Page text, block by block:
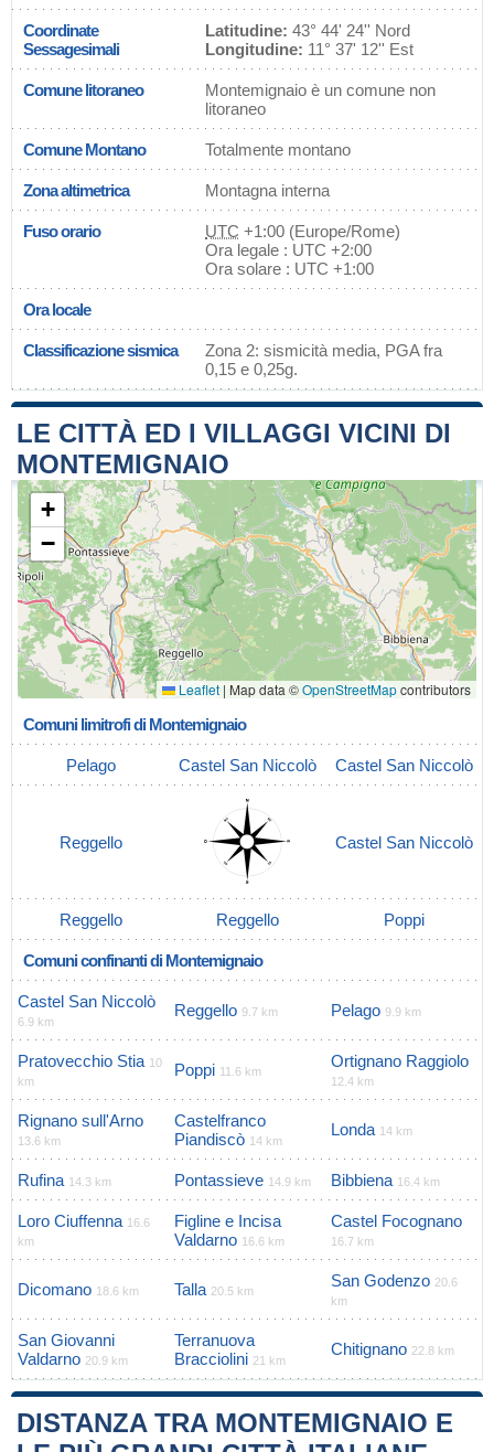
Coordinate
Sessagesimali
Latitudine: 43° 44' 24'' Nord
Longitudine: 11° 37' 12'' Est
Comune litoraneo
Montemignaio è un comune non
litoraneo
Comune Montano Totalmente montano
Zona altimetrica Montagna interna
Fuso orario UTC +1:00 (Europe/Rome)
Ora legale : UTC +2:00
Ora solare : UTC +1:00
Ora locale
Classificazione sismica
Zona 2: sismicità media, PGA fra
0,15 e 0,25g.
LE CITTÀ ED I VILLAGGI VICINI DI
MONTEMIGNAIO
+
−
Leaflet | Map data ©OpenStreetMapcontributors
Comuni limitrofi di Montemignaio
Pelago Castel San Niccolò Castel San Niccolò
Reggello Castel San Niccolò
Reggello Reggello Poppi
Comuni confinanti di Montemignaio
Castel San Niccolò
6.9 km
Reggello 9.7 km Pelago 9.9 km
Pratovecchio Stia 10
km
Poppi 11.6 km
Ortignano Raggiolo
12.4 km
Rignano sull'Arno
13.6 km
Castelfranco
Piandiscò 14 km
Londa 14 km
Rufina 14.3 km Pontassieve 14.9 km Bibbiena 16.4 km
Loro Ciuffenna 16.6
km
Figline e Incisa
Valdarno 16.6 km
Castel Focognano
16.7 km
Dicomano 18.6 km Talla 20.5 km
San Godenzo 20.6
km
San Giovanni
Valdarno 20.9 km
Terranuova
Bracciolini 21 km
Chitignano 22.8 km
DISTANZA TRA MONTEMIGNAIO E